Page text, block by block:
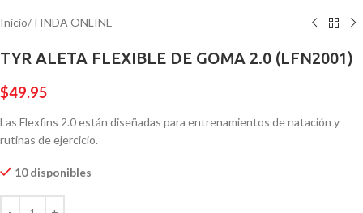
Inicio/TINDA ONLINE
TYR ALETA FLEXIBLE DE GOMA 2.0 (LFN2001)
$49.95
Las Flexfins 2.0 están diseñadas para entrenamientos de natación y
rutinas de ejercicio.
10 disponibles